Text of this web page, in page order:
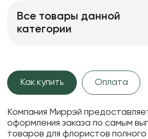
Все товары данной
категории
Как купить Оплата
Компания Миррэй
оформления заказа по самым
товаров для флористов полного